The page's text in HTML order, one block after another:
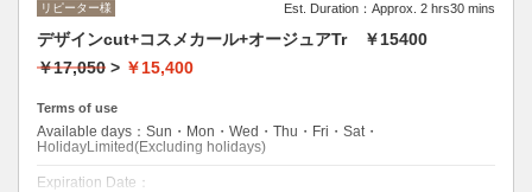
炭酸ケアTr付き同一色で髪を傷めず、白髪をボカしたい方におススメで
す。ロング料金あり（M/￥1100L/￥1650～）
リピーター様 Est. Duration：Approx. 2 hrs30 mins
デザインcut+コスメカール+オージュアTr ￥15400
￥17,050 > ￥15,400
Terms of use
Available days：Sun・Mon・Wed・Thu・Fri・Sat・
HolidayLimited(Excluding holidays)
Expiration Date：